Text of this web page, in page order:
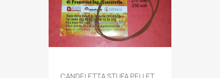
CANDELETTA STUFA PELLET...